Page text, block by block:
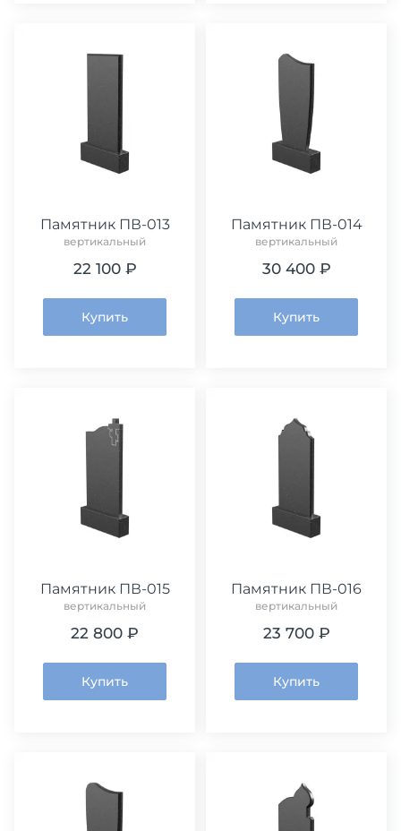
Памятник ПВ-013
вертикальный
22 100 ₽
Купить
Памятник ПВ-014
вертикальный
30 400 ₽
Купить
Памятник ПВ-015
вертикальный
22 800 ₽
Купить
Памятник ПВ-016
вертикальный
23 700 ₽
Купить